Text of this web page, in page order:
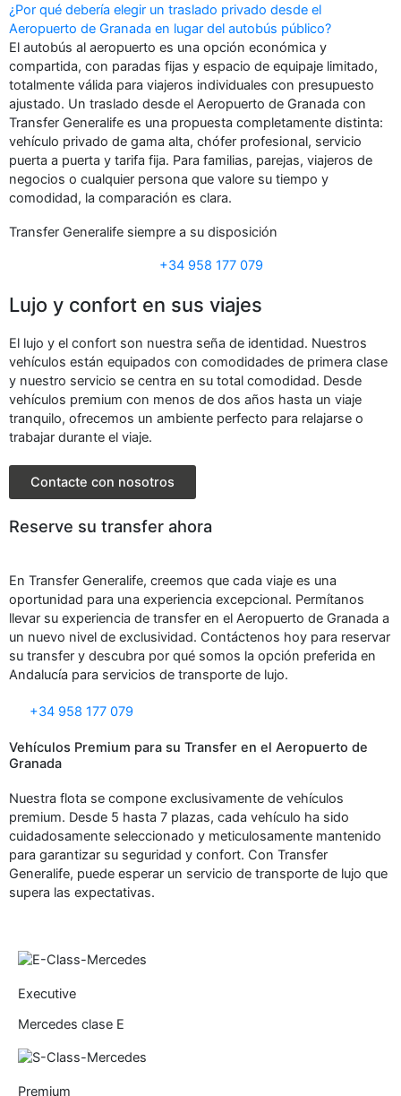
¿Por qué debería elegir un traslado privado desde el
Aeropuerto de Granada en lugar del autobús público?
El autobús al aeropuerto es una opción económica y
compartida, con paradas fijas y espacio de equipaje limitado,
totalmente válida para viajeros individuales con presupuesto
ajustado. Un traslado desde el Aeropuerto de Granada con
Transfer Generalife es una propuesta completamente distinta:
vehículo privado de gama alta, chófer profesional, servicio
puerta a puerta y tarifa fija. Para familias, parejas, viajeros de
negocios o cualquier persona que valore su tiempo y
comodidad, la comparación es clara.
Transfer Generalife siempre a su disposición
+34 958 177 079
Lujo y confort en sus viajes
El lujo y el confort son nuestra seña de identidad. Nuestros
vehículos están equipados con comodidades de primera clase
y nuestro servicio se centra en su total comodidad. Desde
vehículos premium con menos de dos años hasta un viaje
tranquilo, ofrecemos un ambiente perfecto para relajarse o
trabajar durante el viaje.
Contacte con nosotros
Reserve su transfer ahora
En Transfer Generalife, creemos que cada viaje es una
oportunidad para una experiencia excepcional. Permítanos
llevar su experiencia de transfer en el Aeropuerto de Granada a
un nuevo nivel de exclusividad. Contáctenos hoy para reservar
su transfer y descubra por qué somos la opción preferida en
Andalucía para servicios de transporte de lujo.
+34 958 177 079
Vehículos Premium para su Transfer en el Aeropuerto de
Granada
Nuestra flota se compone exclusivamente de vehículos
premium. Desde 5 hasta 7 plazas, cada vehículo ha sido
cuidadosamente seleccionado y meticulosamente mantenido
para garantizar su seguridad y confort. Con Transfer
Generalife, puede esperar un servicio de transporte de lujo que
supera las expectativas.
Executive
Mercedes clase E
Premium